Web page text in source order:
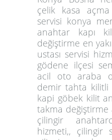
çelik kasa
servisi konya
anahtar kapı
değiştirme en
ustası servisi
gödene ilçesi
acil oto araba
demir tahta kilitli
kapi göbek kilit
takma değiştirme
çilingir
hizmeti,, çilingir